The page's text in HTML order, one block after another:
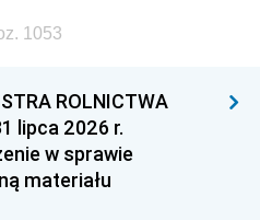
1053
ROLNICTWA
lipca 2026 r.
w sprawie
materiału